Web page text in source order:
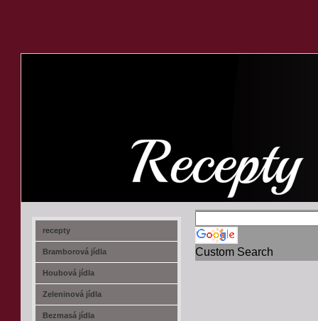
Custom Search
recepty
Bramborová jídla
Houbová jídla
Zeleninová jídla
Bezmasá jídla